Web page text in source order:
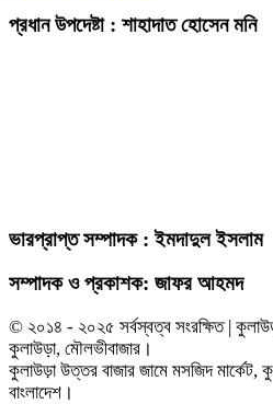
প্রধান উপদেষ্টা : শাহাদাত হোসেন মনি
ভারপ্রাপ্ত সম্পাদক : ইমদাদুল ইসলাম
সম্পাদক ও প্রকাশক: জাফর আহমদ
© ২০১৪ - ২০২৫ সর্বস্বত্ব সংরক্ষিত | কুলাউড়া
কুলাউড়া, মৌলভীবাজার।
কুলাউড়া উত্তর বাজার জামে মসজিদ মার্কেট,
বাংলাদেশ।